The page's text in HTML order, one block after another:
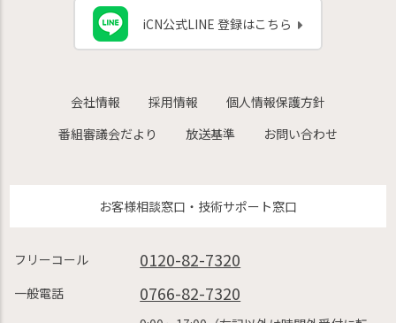
iCN公式LINE 登録はこちら
会社情報 採用情報
個人情報保護方針
番組審議会だより
放送基準 お問い合わせ
お客様相談窓口・技術サポート窓口
フリーコール 0120-82-7320
一般電話 0766-82-7320